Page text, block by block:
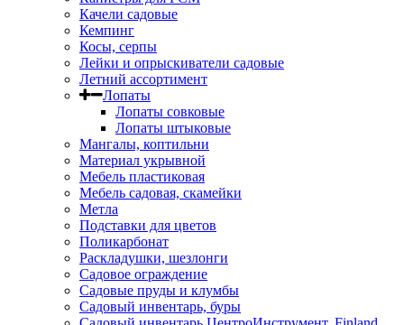
Качели садовые
Кемпинг
Косы, серпы
Лейки и опрыскиватели садовые
Летний ассортимент
Лопаты
Лопаты совковые
Лопаты штыковые
Мангалы, коптильни
Материал укрывной
Мебель пластиковая
Мебель садовая, скамейки
Метла
Подставки для цветов
Поликарбонат
Раскладушки, шезлонги
Садовое ограждение
Садовые пруды и клумбы
Садовый инвентарь, буры